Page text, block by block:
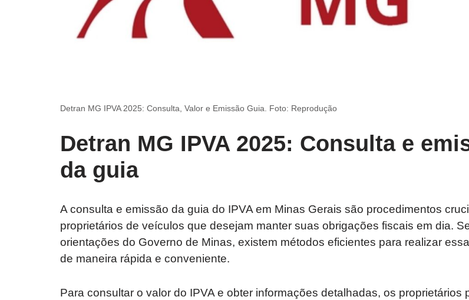
Detran MG IPVA 2025: Consulta, Valor e Emissão Guia. Foto: Reprodução
Detran MG IPVA 2025: Consulta e
da guia
A consulta e emissão da guia do IPVA em Minas Gerais são procedimentos
proprietários de veículos que desejam manter suas obrigações fiscais em dia.
orientações do Governo de Minas, existem métodos eficientes para realizar
de maneira rápida e conveniente.
Para consultar o valor do IPVA e obter informações detalhadas, os proprietários